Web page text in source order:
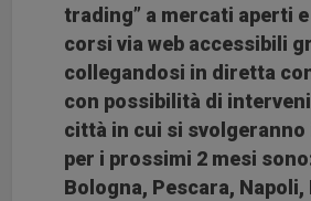
trading” a mercati aperti e
corsi via web accessibili
collegandosi in diretta
con possibilità di
città in cui si svolgeranno
per i prossimi 2 mesi
Bologna, Pescara, Napoli,